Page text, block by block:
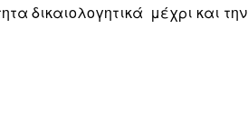
δικαιολογητικά μέχρι και την